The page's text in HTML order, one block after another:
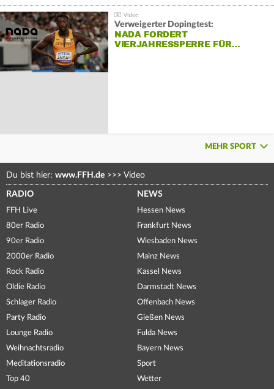
Verweigerter Dopingtest:
NADA FORDERT
VIERJAHRESSPERRE FÜR…
MEHR SPORT
Du bist hier: www.FFH.de >>> Video
RADIO
FFH Live
80er Radio
90er Radio
2000er Radio
Rock Radio
Oldie Radio
Schlager Radio
Party Radio
Lounge Radio
Weihnachtsradio
Meditationsradio
Top 40
NEWS
Hessen News
Frankfurt News
Wiesbaden News
Mainz News
Kassel News
Darmstadt News
Offenbach News
Gießen News
Fulda News
Bayern News
Sport
Wetter